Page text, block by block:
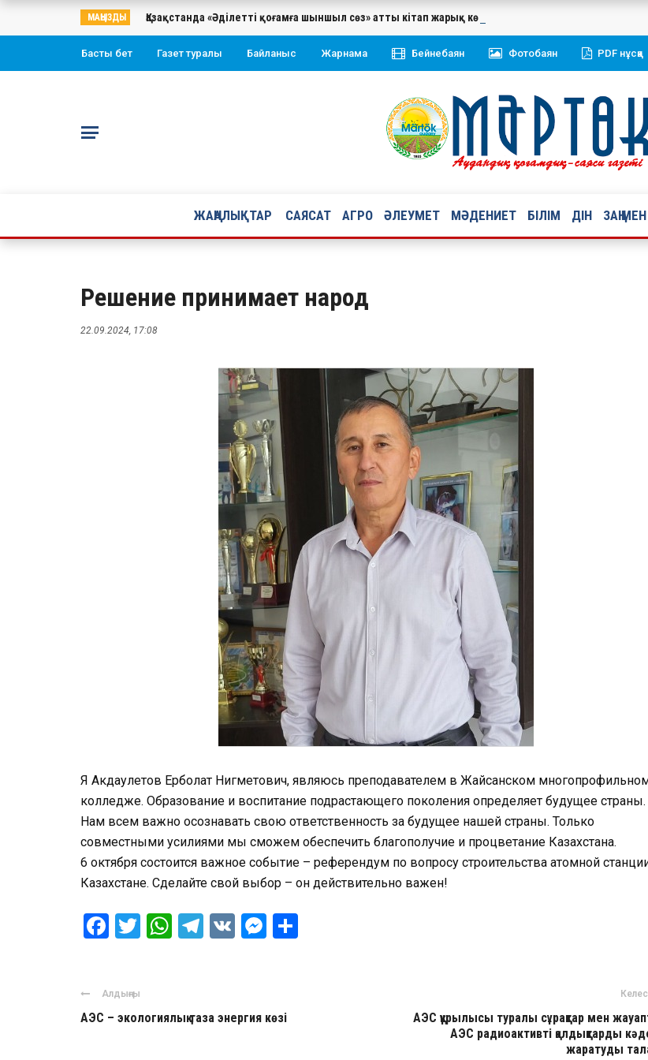
МАҢЫЗДЫ Қазақстанда «Әділетті қоғамға шыншыл сөз» атты кітап жарық көрді. Жинаққа Қазақстан
Басты бет Газет туралы Байланыс Жарнама Бейнебаян Фотобаян PDF нұсқа
ЖАҢАЛЫҚТАР САЯСАТ АГРО ӘЛЕУМЕТ МӘДЕНИЕТ БІЛІМ ДІН ЗАҢ
Решение принимает народ
22.09.2024, 17:08
Я Акдаулетов Ерболат Нигметович, являюсь преподавателем в Жайсанском
колледже. Образование и воспитание подрастающего поколения определяет будущее страны.
Нам всем важно осознавать свою ответственность за будущее нашей страны. Только
совместными усилиями мы сможем обеспечить благополучие и процветание Казахстана.
6 октября состоится важное событие – референдум по вопросу строительства атомной
Казахстане. Сделайте свой выбор – он действительно важен!
Facebook
Twitter
WhatsApp
Telegram
VK Messenger
Алдыңғы
АЭС – экологиялық таза энергия көзі
АЭС құрылысы туралы сұрақтар мен
АЭС радиоактивті қалдықтарды
жаратуды